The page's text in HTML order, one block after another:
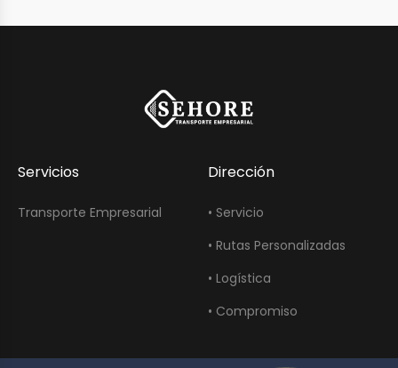
Servicios
Transporte Empresarial
Dirección
• Servicio
• Rutas Personalizadas
• Logística
• Compromiso